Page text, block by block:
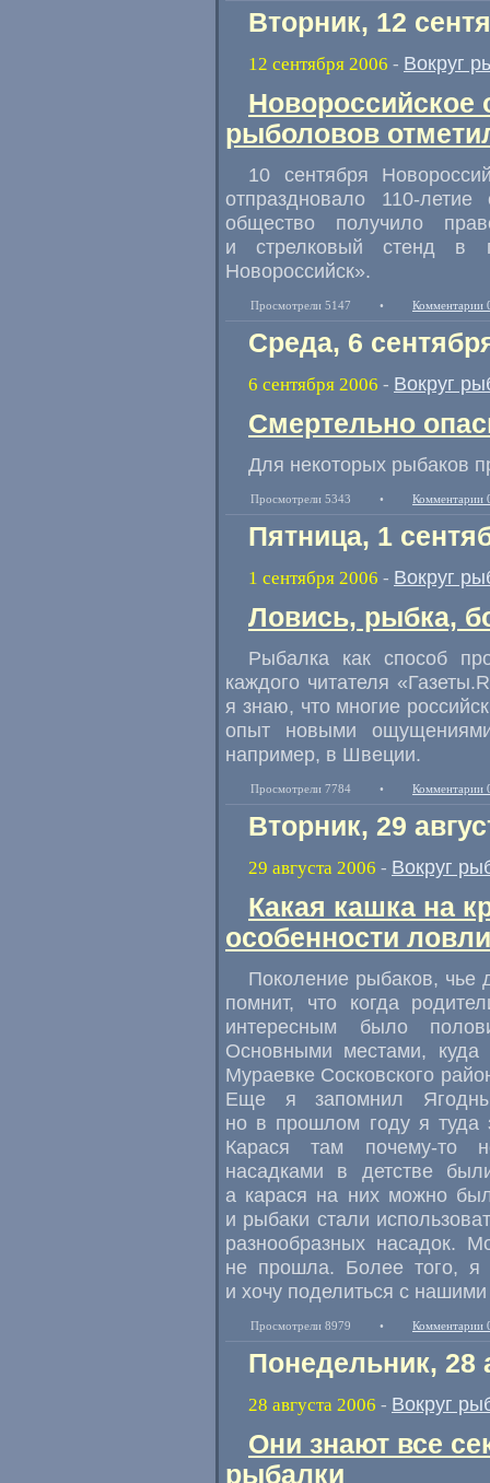
Вторник, 12
12 сентября 2006 - Вокруг
Новороссийское
рыболовов
10 сентября
отпраздновало 110-
общество получило
и стрелковый стенд в
Новороссийск».
Просмотрели 5147 • Комментарии
Среда, 6
6 сентября 2006 - Вокруг
Смертельно
Для некоторых рыбаков
Просмотрели 5343 • Комментарии
Пятница, 1
1 сентября 2006 - Вокруг
Ловись, рыбка,
Рыбалка как способ
каждого читателя
я знаю, что многие
опыт новыми
например, в Швеции.
Просмотрели 7784 • Комментарии
Вторник, 29
29 августа 2006 - Вокруг
Какая кашка на
особенности
Поколение рыбаков, чье
помнит, что когда
интересным было
Основными местами,
Мураевке Сосковского
Еще я запомнил
но в прошлом году я туда
Карася там почему-то
насадками в детстве
а карася на них можно
и рыбаки стали
разнообразных насадок.
не прошла. Более того, я
и хочу поделиться с
Просмотрели 8979 • Комментарии
Понедельник, 28
28 августа 2006 - Вокруг
Они знают все
рыбалки